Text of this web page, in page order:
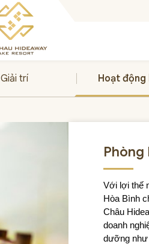
Giải trí Hoạt động
Phòng
Với lợi thế
Hòa Bình
Châu
doanh
dưỡng như